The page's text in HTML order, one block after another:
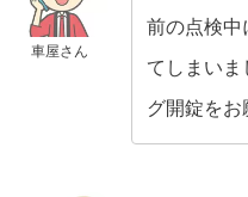
車屋さん
前の点検中
てしまいま
グ開錠をお